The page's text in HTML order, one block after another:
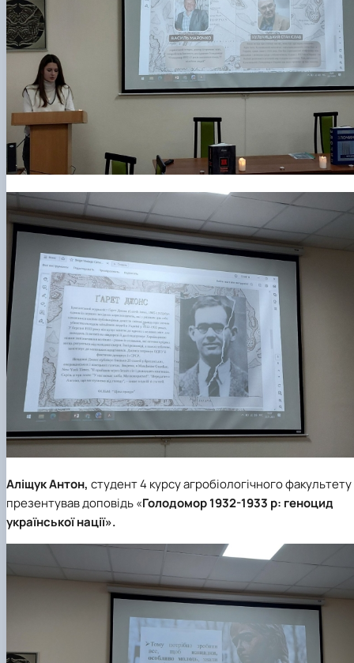
Аліщук Антон, студент 4 курсуагробіологічного факультету
презентував доповідь «Голодомор 1932-1933 р: геноцид
української нації».